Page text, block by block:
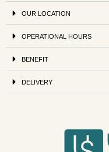
OUR LOCATION
OPERATIONAL HOURS
BENEFIT
DELIVERY